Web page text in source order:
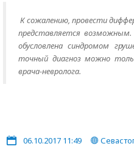
К сожалению, провести
представляется
обусловлена синдромом
точный диагноз можно
врача-невролога.
06.10.2017 11:49